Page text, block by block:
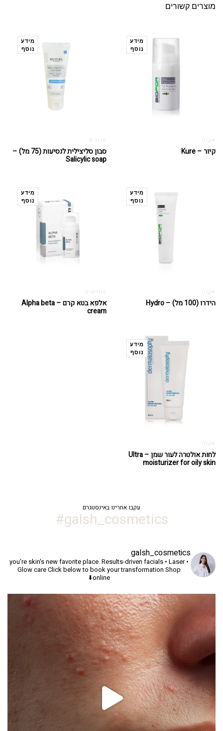
מוצרים קשורים
מידע
נוסף
אקנה
קיור – Kure
מידע
נוסף
סבונים
סבון סליצילית לנסיעות (75 מל) –
Salicylic soap
מידע
נוסף
אקנה
הידרו (100 מל) – Hydro
מידע
נוסף
מחדשים
אלפא בטא קרם – Alpha beta
cream
מידע
נוסף
אקנה
לחות אולטרה לעור שמן – Ultra
moisturizer for oily skin
עקבו אחרינו באינסטגרם
galsh_cosmetics#
galsh_cosmetics
you're skin's new favorite place.Results-driven facials • Laser •
Glow careClick below to book your transformation Shop
online⬇️